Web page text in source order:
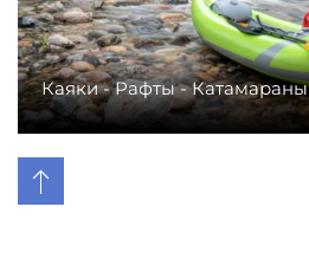
Каяки - Рафты - Катамараны